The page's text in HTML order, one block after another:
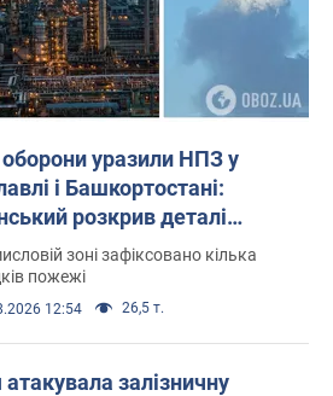
уразили НПЗ у
і Башкортостані:
розкрив деталі
операції. Фото і відео
зоні зафіксовано кілька
пожежі
12:54 26,5 т.
атакувала залізничну